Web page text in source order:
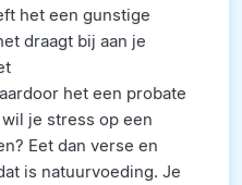
het een gunstige
draagt bij aan je
het een probate
je stress op een
Eet dan verse en
is natuurvoeding. Je